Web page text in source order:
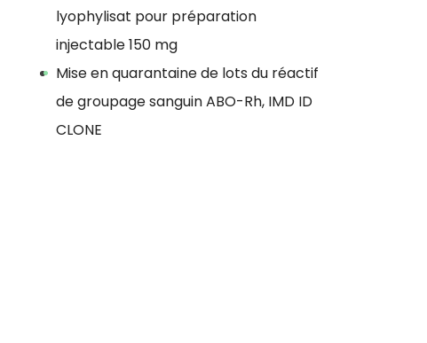
lyophylisat pour préparation
injectable 150 mg
Mise en quarantaine de lots du réactif
de groupage sanguin ABO-Rh, IMD ID
CLONE